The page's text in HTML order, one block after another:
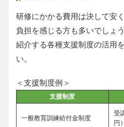
研修にかかる費用は決して安
負担を感じる方も多いでしょ
紹介する各種支援制度の活用
い。
＜支援制度例＞
支援制度
一般教育訓練給付金制度
受
円